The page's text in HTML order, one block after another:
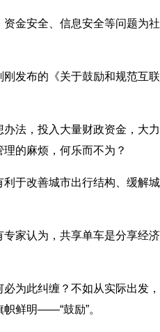
安全、信息安全等问题为
布的《关于鼓励和规范互
，投入大量财政资金，大
的麻烦，何乐而不为？
改善城市出行结构、缓解城
认为，共享单车是分享经
此纠缠？不如从实际出发
鲜明——“鼓励”。